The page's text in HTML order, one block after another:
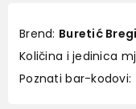
Brend: Buretić Bregi
Količina i jedinica
Poznati bar-kodovi: